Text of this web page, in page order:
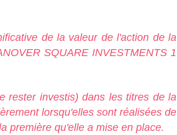
de la valeur de l'action de la
SQUARE INVESTMENTS 1
rester investis) dans les titres de la
lorsqu'elles sont réalisées de
première qu'elle a mise en place.